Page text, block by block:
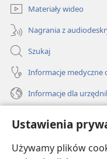
Ustawienia
Używamy plików
Materiały wideo
Nagrania z
Szukaj
Informacje medyczne
Informacje dla
Darowizny
(opens